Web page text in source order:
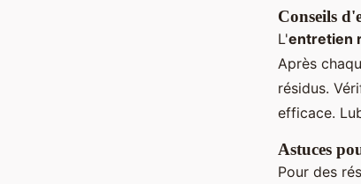
Conseils
L'entretien
Après
résidus.
efficace.
Astuces
Pour des